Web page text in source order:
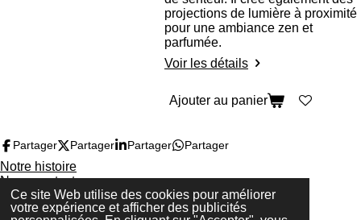
Ce site Web utilise des cookies pour améliorer
votre expérience et afficher des publicités
projections de lumière à proximité
pour une ambiance zen et
parfumée.
Voir les détails
Ajouter au panier
Partager Partager Partager Partager
Notre histoire
Nous contacter
Conditions générales de vente
© 2024 - 2026 Luz’R’Da